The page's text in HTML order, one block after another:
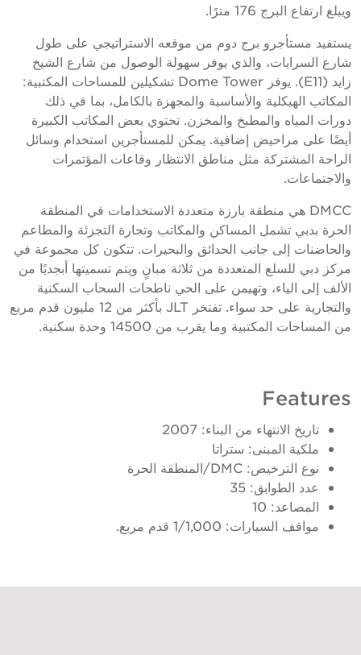
ويبلغ ارتفاع البرج 176 مترًا.
يستفيد مستأجرو برج دوم من موقعه الاستراتيجي على طول
شارع السرايات، والذي يوفر سهولة الوصول من شارع الشيخ
زايد (E11). يوفر Dome Tower تشكيلين للمساحات المكتبية:
المكاتب الهيكلية والأساسية والمجهزة بالكامل، بما في ذلك
دورات المياه والمطبخ والمخزن. تحتوي بعض المكاتب الكبيرة
أيضًا على مراحيض إضافية. يمكن للمستأجرين استخدام وسائل
الراحة المشتركة مثل مناطق الانتظار وقاعات المؤتمرات
والاجتماعات.
DMCC هي منطقة بارزة متعددة الاستخدامات في المنطقة
الحرة بدبي تشمل المساكن والمكاتب وتجارة التجزئة والمطاعم
والحاضنات إلى جانب الحدائق والبحيرات. تتكون كل مجموعة في
مركز دبي للسلع المتعددة من ثلاثة مبانٍ ويتم تسميتها أبجديًا من
الألف إلى الياء، وتهيمن على الحي ناطحات السحاب السكنية
والتجارية على حد سواء. تفتخر JLT بأكثر من 12 مليون قدم مربع
من المساحات المكتبية وما يقرب من 14500 وحدة سكنية.
Features
تاريخ الانتهاء من البناء: 2007
ملكية المبنى: ستراتا
نوع الترخيص: DMC/المنطقة الحرة
عدد الطوابق: 35
المصاعد: 10
مواقف السيارات: 1/1,000 قدم مربع.